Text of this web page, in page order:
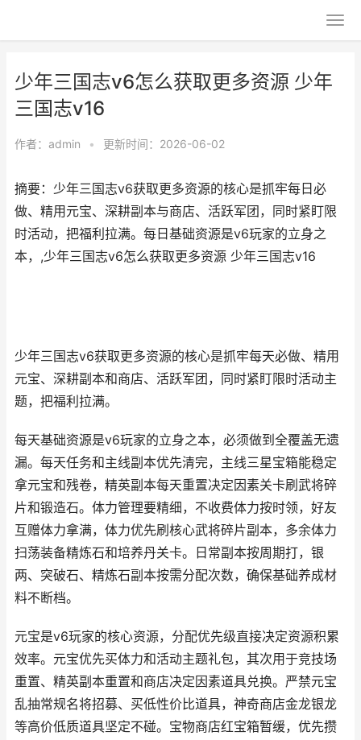
少年三国志v6怎么获取更多资源 少年
三国志v16
作者： admin • 更新时间：2026-06-02
摘要：少年三国志v6获取更多资源的核心是抓牢每日必
做、精用元宝、深耕副本与商店、活跃军团，同时紧盯限
时活动，把福利拉满。每日基础资源是v6玩家的立身之
本，,少年三国志v6怎么获取更多资源 少年三国志v16
少年三国志v6获取更多资源的核心是抓牢每天必做、精用
元宝、深耕副本和商店、活跃军团，同时紧盯限时活动主
题，把福利拉满。
每天基础资源是v6玩家的立身之本，必须做到全覆盖无遗
漏。每天任务和主线副本优先清完，主线三星宝箱能稳定
拿元宝和残卷，精英副本每天重置决定因素关卡刷武将碎
片和锻造石。体力管理要精细，不收费体力按时领，好友
互赠体力拿满，体力优先刷核心武将碎片副本，多余体力
扫荡装备精炼石和培养丹关卡。日常副本按周期打，银
两、突破石、精炼石副本按需分配次数，确保基础养成材
料不断档。
元宝是v6玩家的核心资源，分配优先级直接决定资源积累
效率。元宝优先买体力和活动主题礼包，其次用于竞技场
重置、精英副本重置和商店决定因素道具兑换。严禁元宝
乱抽常规名将招募、买低性价比道具，神奇商店金龙银龙
等高价低质道具坚定不碰。宝物商店红宝箱暂缓，优先攒